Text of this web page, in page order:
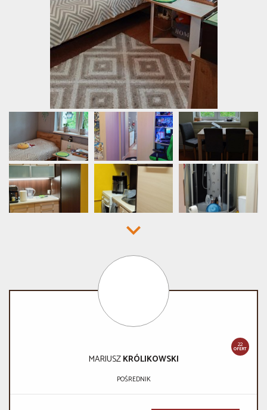
22
OFERT
MARIUSZKRÓLIKOWSKI
POŚREDNIK